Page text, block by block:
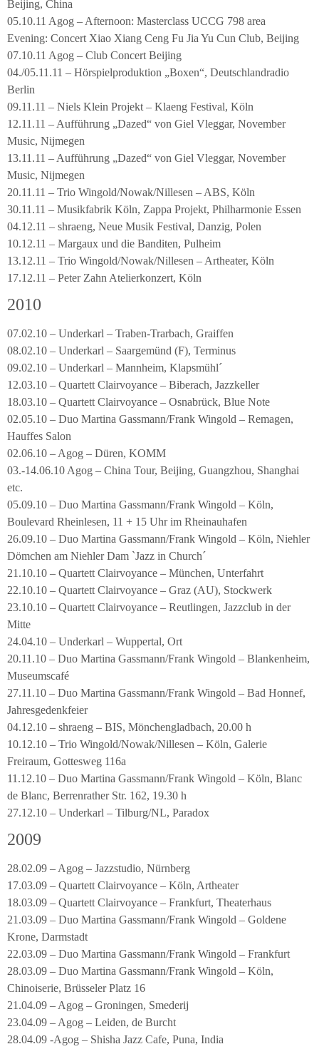
Beijing, China
05.10.11 Agog – Afternoon: Masterclass UCCG 798 area
Evening: Concert Xiao Xiang Ceng Fu Jia Yu Cun Club, Beijing
07.10.11 Agog – Club Concert Beijing
04./05.11.11 – Hörspielproduktion „Boxen“, Deutschlandradio
Berlin
09.11.11 – Niels Klein Projekt – Klaeng Festival, Köln
12.11.11 – Aufführung „Dazed“ von Giel Vleggar, November
Music, Nijmegen
13.11.11 – Aufführung „Dazed“ von Giel Vleggar, November
Music, Nijmegen
20.11.11 – Trio Wingold/Nowak/Nillesen – ABS, Köln
30.11.11 – Musikfabrik Köln, Zappa Projekt, Philharmonie Essen
04.12.11 – shraeng, Neue Musik Festival, Danzig, Polen
10.12.11 – Margaux und die Banditen, Pulheim
13.12.11 – Trio Wingold/Nowak/Nillesen – Artheater, Köln
17.12.11 – Peter Zahn Atelierkonzert, Köln
2010
07.02.10 – Underkarl – Traben-Trarbach, Graiffen
08.02.10 – Underkarl – Saargemünd (F), Terminus
09.02.10 – Underkarl – Mannheim, Klapsmühl´
12.03.10 – Quartett Clairvoyance – Biberach, Jazzkeller
18.03.10 – Quartett Clairvoyance – Osnabrück, Blue Note
02.05.10 – Duo Martina Gassmann/Frank Wingold – Remagen,
Hauffes Salon
02.06.10 – Agog – Düren, KOMM
03.-14.06.10 Agog – China Tour, Beijing, Guangzhou, Shanghai
etc.
05.09.10 – Duo Martina Gassmann/Frank Wingold – Köln,
Boulevard Rheinlesen, 11 + 15 Uhr im Rheinauhafen
26.09.10 – Duo Martina Gassmann/Frank Wingold – Köln, Niehler
Dömchen am Niehler Dam `Jazz in Church´
21.10.10 – Quartett Clairvoyance – München, Unterfahrt
22.10.10 – Quartett Clairvoyance – Graz (AU), Stockwerk
23.10.10 – Quartett Clairvoyance – Reutlingen, Jazzclub in der
Mitte
24.04.10 – Underkarl – Wuppertal, Ort
20.11.10 – Duo Martina Gassmann/Frank Wingold – Blankenheim,
Museumscafé
27.11.10 – Duo Martina Gassmann/Frank Wingold – Bad Honnef,
Jahresgedenkfeier
04.12.10 – shraeng – BIS, Mönchengladbach, 20.00 h
10.12.10 – Trio Wingold/Nowak/Nillesen – Köln, Galerie
Freiraum, Gottesweg 116a
11.12.10 – Duo Martina Gassmann/Frank Wingold – Köln, Blanc
de Blanc, Berrenrather Str. 162, 19.30 h
27.12.10 – Underkarl – Tilburg/NL, Paradox
2009
28.02.09 – Agog – Jazzstudio, Nürnberg
17.03.09 – Quartett Clairvoyance – Köln, Artheater
18.03.09 – Quartett Clairvoyance – Frankfurt, Theaterhaus
21.03.09 – Duo Martina Gassmann/Frank Wingold – Goldene
Krone, Darmstadt
22.03.09 – Duo Martina Gassmann/Frank Wingold – Frankfurt
28.03.09 – Duo Martina Gassmann/Frank Wingold – Köln,
Chinoiserie, Brüsseler Platz 16
21.04.09 – Agog – Groningen, Smederij
23.04.09 – Agog – Leiden, de Burcht
28.04.09 -Agog – Shisha Jazz Cafe, Puna, India